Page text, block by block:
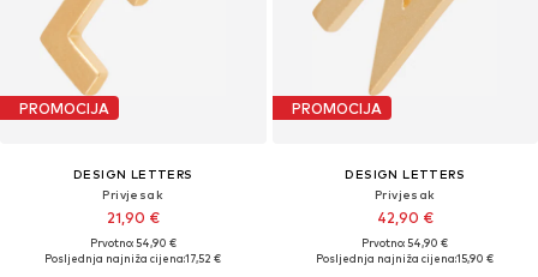
PROMOCIJA
DESIGN LETTERS
Privjesak
21,90 €
Prvotno: 54,90 €
Posljednja najniža cijena:17,52 €
PROMOCIJA
DESIGN LETTERS
Privjesak
42,90 €
Prvotno: 54,90 €
Posljednja najniža cijena:15,90 €